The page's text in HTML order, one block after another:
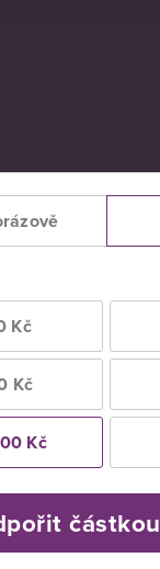
Kč
Kč
Kč
částkou